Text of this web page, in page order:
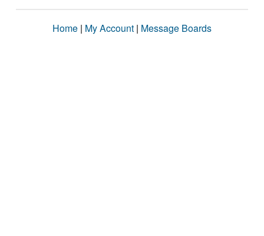
Home | My Account | Message Boards